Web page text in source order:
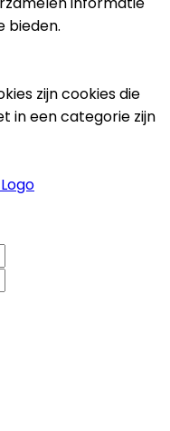
bieden.
zijn cookies die
in een categorie zijn